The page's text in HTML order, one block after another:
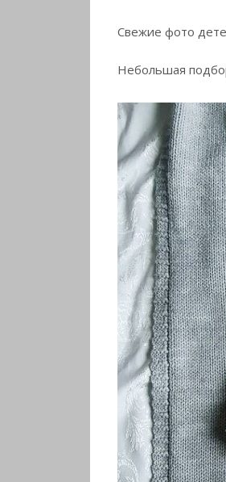
Свежие фото
Небольшая